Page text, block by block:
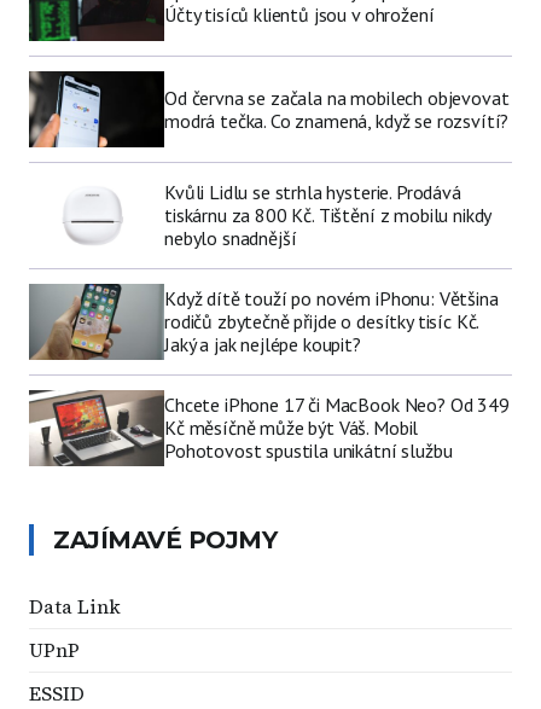
Účty tisíců klientů jsou v ohrožení
Od června se začala na mobilech objevovat
modrá tečka. Co znamená, když se rozsvítí?
Kvůli Lidlu se strhla hysterie. Prodává
tiskárnu za 800 Kč. Tištění z mobilu nikdy
nebylo snadnější
Když dítě touží po novém iPhonu: Většina
rodičů zbytečně přijde o desítky tisíc Kč.
Jaký a jak nejlépe koupit?
Chcete iPhone 17 či MacBook Neo? Od 349
Kč měsíčně může být Váš. Mobil
Pohotovost spustila unikátní službu
ZAJÍMAVÉ POJMY
Data Link
UPnP
ESSID